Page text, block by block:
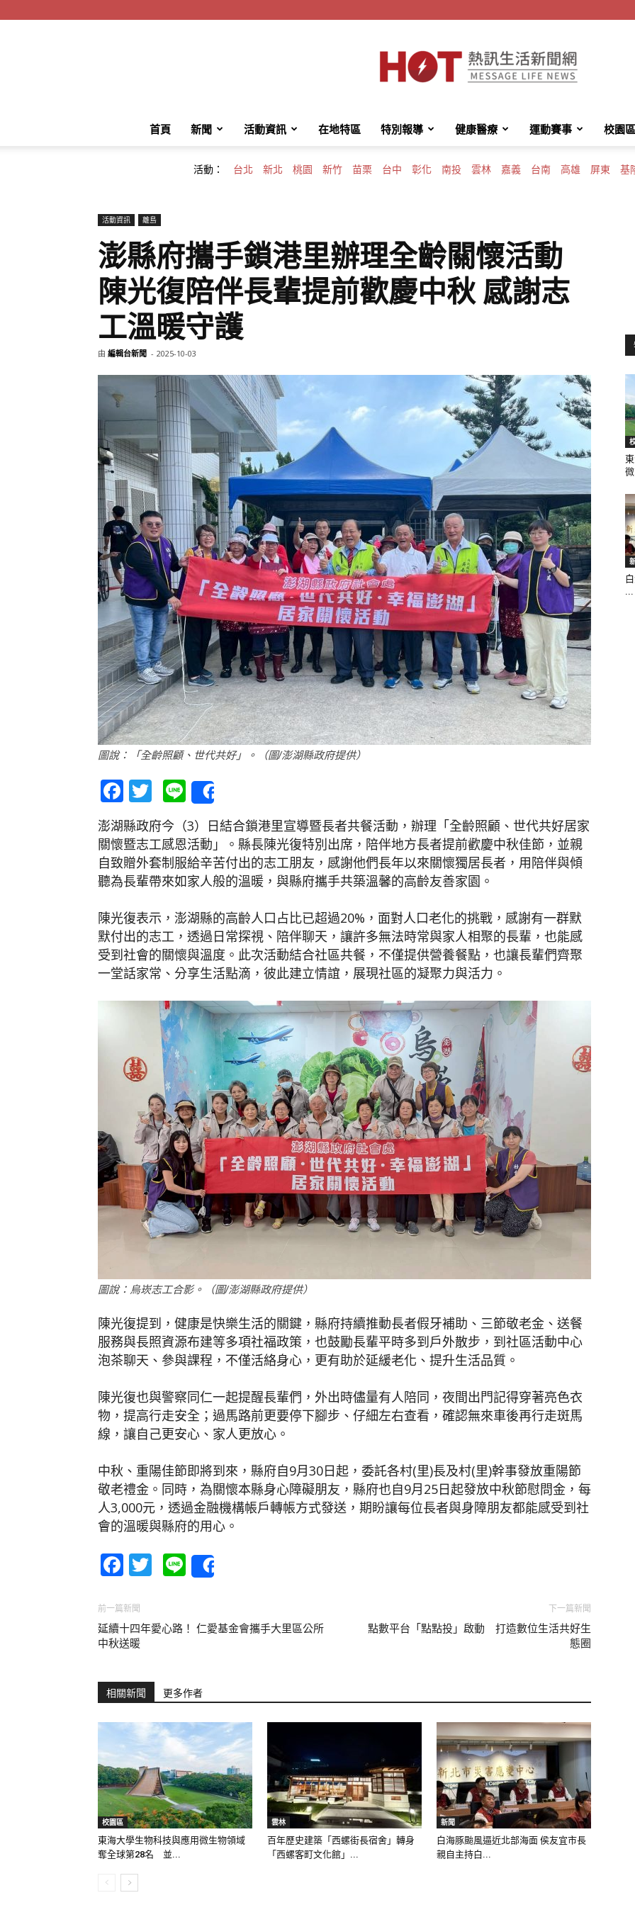
HotMessage
生
活
新
聞
首頁 新聞 活動資訊 在地特區 特別報導 健康醫療 運動賽事 校園區
活動： 台北 新北 桃園 新竹 苗栗 台中 彰化 南投 雲林 嘉義 台南 高雄 屏東 基
活動資訊 離島
澎縣府攜手鎖港里辦理全齡關懷活動
陳光復陪伴長輩提前歡慶中秋 感謝志
工溫暖守護
由 編輯台新聞 - 2025-10-03
圖說：「全齡照顧、世代共好」。（圖/澎湖縣政府提供）
Facebook
Twitter
Line
澎湖縣政府今（3）日結合鎖港里宣導暨長者共餐活動，辦理「全齡照顧、世代共好居家
關懷暨志工感恩活動」。縣長陳光復特別出席，陪伴地方長者提前歡慶中秋佳節，並親
自致贈外套制服給辛苦付出的志工朋友，感謝他們長年以來關懷獨居長者，用陪伴與傾
聽為長輩帶來如家人般的溫暖，與縣府攜手共築溫馨的高齡友善家園。
陳光復表示，澎湖縣的高齡人口占比已超過20%，面對人口老化的挑戰，感謝有一群默
默付出的志工，透過日常探視、陪伴聊天，讓許多無法時常與家人相聚的長輩，也能感
受到社會的關懷與溫度。此次活動結合社區共餐，不僅提供營養餐點，也讓長輩們齊聚
一堂話家常、分享生活點滴，彼此建立情誼，展現社區的凝聚力與活力。
圖說：烏崁志工合影。（圖/澎湖縣政府提供）
陳光復提到，健康是快樂生活的關鍵，縣府持續推動長者假牙補助、三節敬老金、送餐
服務與長照資源布建等多項社福政策，也鼓勵長輩平時多到戶外散步，到社區活動中心
泡茶聊天、參與課程，不僅活絡身心，更有助於延緩老化、提升生活品質。
陳光復也與警察同仁一起提醒長輩們，外出時儘量有人陪同，夜間出門記得穿著亮色衣
物，提高行走安全；過馬路前更要停下腳步、仔細左右查看，確認無來車後再行走斑馬
線，讓自己更安心、家人更放心。
中秋、重陽佳節即將到來，縣府自9月30日起，委託各村(里)長及村(里)幹事發放重陽節
敬老禮金。同時，為關懷本縣身心障礙朋友，縣府也自9月25日起發放中秋節慰問金，每
人3,000元，透過金融機構帳戶轉帳方式發送，期盼讓每位長者與身障朋友都能感受到社
會的溫暖與縣府的用心。
Facebook
Twitter
Line
前一篇新聞
延續十四年愛心路！ 仁愛基金會攜手大里區公所
中秋送暖
下一篇新聞
點數平台「點點投」啟動 打造數位生活共好生
態圈
相關新聞 更多作者
校園區
東海大學生物科技與應用微生物領域
奪全球第28名 並...
雲林
百年歷史建築「西螺街長宿舍」轉身
「西螺客町文化館」...
新聞
白海豚颱風逼近北部海面 侯友宜市長
親自主持白...
...